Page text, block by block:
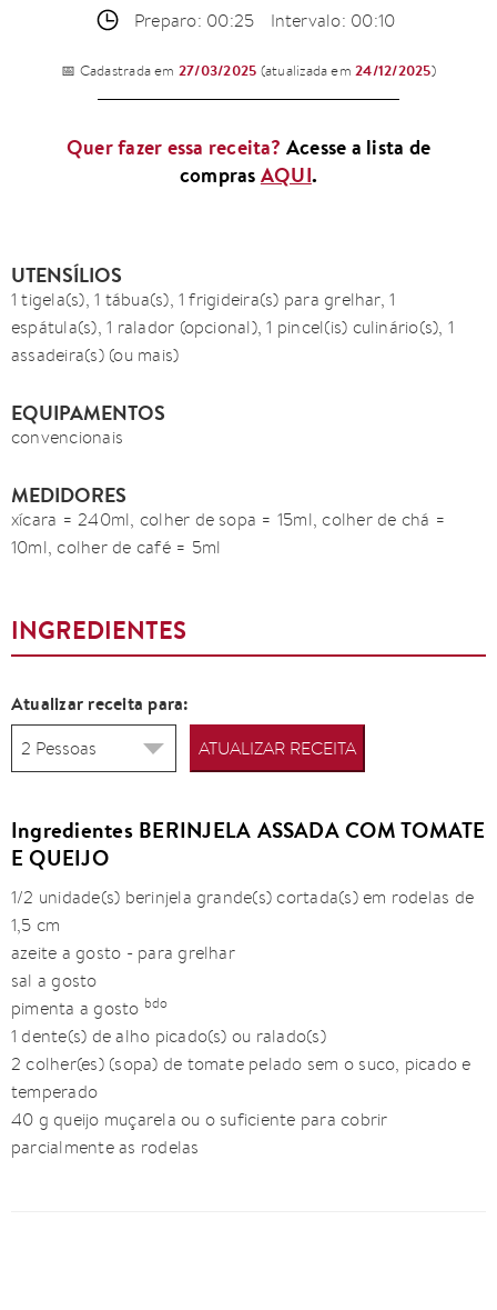
Preparo: 00:25 Intervalo: 00:10
📅 Cadastrada em 27/03/2025 (atualizada em24/12/2025)
Quer fazer essa receita? Acesse a lista de
compras AQUI.
UTENSÍLIOS
1 tigela(s), 1 tábua(s), 1 frigideira(s) para grelhar, 1
espátula(s), 1 ralador (opcional), 1 pincel(is) culinário(s), 1
assadeira(s) (ou mais)
EQUIPAMENTOS
convencionais
MEDIDORES
xícara = 240ml, colher de sopa = 15ml, colher de chá =
10ml, colher de café = 5ml
INGREDIENTES
Atualizar receita para:
ATUALIZAR RECEITA
Ingredientes BERINJELA ASSADA COM TOMATE
E QUEIJO
1/2 unidade(s) berinjela grande(s) cortada(s) em rodelas de
1,5 cm
azeite a gosto - para grelhar
sal a gosto
pimenta a gosto bdo
1 dente(s) de alho picado(s) ou ralado(s)
2 colher(es) (sopa) de tomate pelado sem o suco, picado e
temperado
40 g queijo muçarela ou o suficiente para cobrir
parcialmente as rodelas